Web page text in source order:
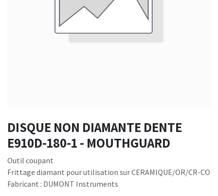
DISQUE NON DIAMANTE DENTE
E910D-180-1 - MOUTHGUARD
Outil coupant
Frittage diamant pour utilisation sur CERAMIQUE/OR/CR-CO
Fabricant : DUMONT Instruments